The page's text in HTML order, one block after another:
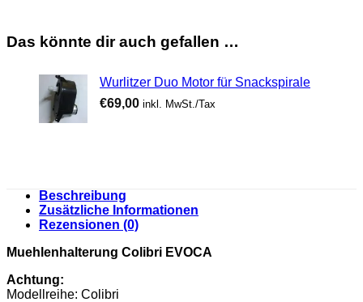
Das könnte dir auch gefallen …
Wurlitzer Duo Motor für Snackspirale
€69,00 inkl. MwSt./Tax
Beschreibung
Zusätzliche Informationen
Rezensionen (0)
Muehlenhalterung Colibri EVOCA
Achtung:
Modellreihe: Colibri